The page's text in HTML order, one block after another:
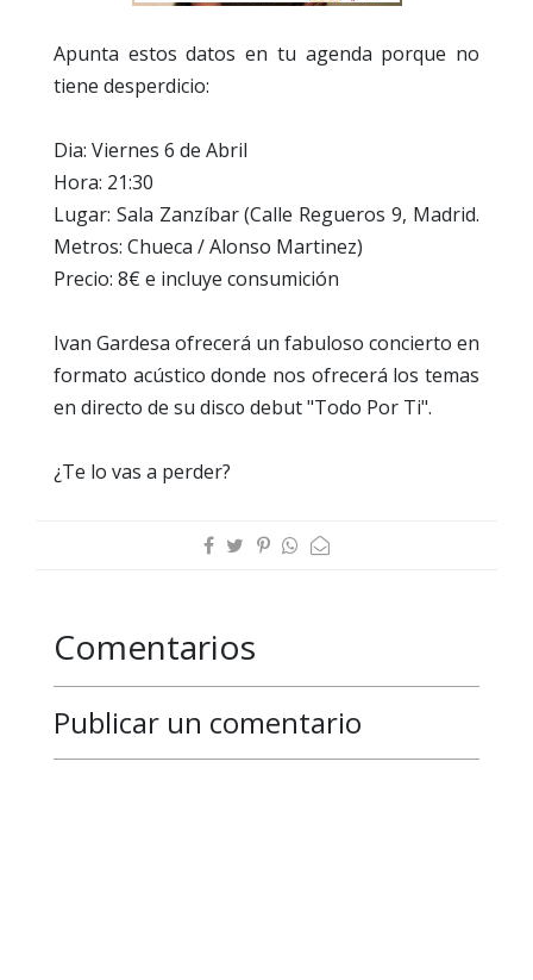
Apunta estos datos en tu agenda porque no
tiene desperdicio:
Dia: Viernes 6 de Abril
Hora: 21:30
Lugar: Sala Zanzíbar (Calle Regueros 9, Madrid.
Metros: Chueca / Alonso Martinez)
Precio: 8€ e incluye consumición
Ivan Gardesa ofrecerá un fabuloso concierto en
formato acústico donde nos ofrecerá los temas
en directo de su disco debut "Todo Por Ti".
¿Te lo vas a perder?
Comentarios
Publicar un comentario